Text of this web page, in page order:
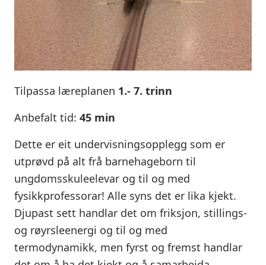
Tilpassa læreplanen 1.- 7. trinn
Anbefalt tid: 45 min
Dette er eit undervisningsopplegg som er
utprøvd på alt frå barnehageborn til
ungdomsskuleelevar og til og med
fysikkprofessorar! Alle syns det er lika kjekt.
Djupast sett handlar det om friksjon, stillings-
og røyrsleenergi og til og med
termodynamikk, men fyrst og fremst handlar